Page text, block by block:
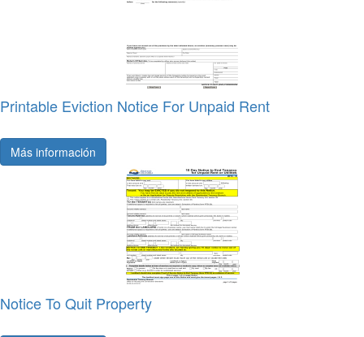
Printable Eviction Notice For Unpaid Rent
Más información
Notice To Quit Property